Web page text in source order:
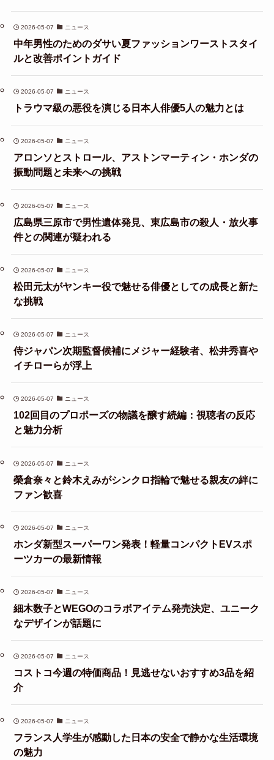
2026-05-07 ニュース
中年男性のためのダサい夏ファッションワーストスタイ
ルと改善ポイントガイド
2026-05-07 ニュース
トラウマ級の悪役を演じる日本人俳優5人の魅力とは
2026-05-07 ニュース
アロンソとストロール、アストンマーティン・ホンダの
振動問題と未来への挑戦
2026-05-07 ニュース
広島県三原市で男性遺体発見、東広島市の殺人・放火事
件との関連が疑われる
2026-05-07 ニュース
松田元太がヤンキー役で魅せる俳優としての成長と新た
な挑戦
2026-05-07 ニュース
侍ジャパン次期監督候補にメジャー経験者、松井秀喜や
イチローらが浮上
2026-05-07 ニュース
102回目のプロポーズの物議を醸す続編：視聴者の反応
と魅力分析
2026-05-07 ニュース
榮倉奈々と鈴木えみがシンクロ指輪で魅せる親友の絆に
ファン歓喜
2026-05-07 ニュース
ホンダ新型スーパーワン発表！軽量コンパクトEVスポ
ーツカーの最新情報
2026-05-07 ニュース
細木数子とWEGOのコラボアイテム発売決定、ユニーク
なデザインが話題に
2026-05-07 ニュース
コストコ今週の特価商品！見逃せないおすすめ3品を紹
介
2026-05-07 ニュース
フランス人学生が感動した日本の安全で静かな生活環境
の魅力